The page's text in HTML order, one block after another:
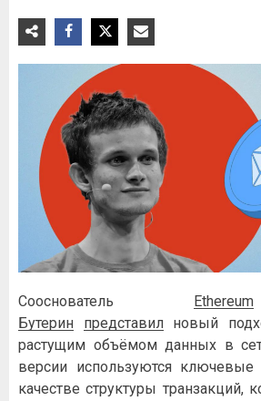
Сооснователь Ethereum
Бутерин
представилновый
растущим объёмом данных в
версии используются ключевые
качестве структуры транзакций,